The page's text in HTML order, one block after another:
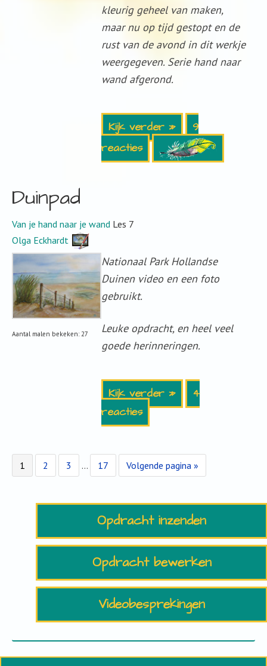
kleurig geheel van maken,
maar nu op tijd gestopt en de
rust van de avond in dit werkje
weergegeven. Serie hand naar
wand afgerond.
Kijk verder »
9
reacties
Duinpad
Van je hand naar je wand Les 7
Olga Eckhardt
Aantal malen bekeken: 27
Nationaal Park Hollandse
Duinen video en een foto
gebruikt.
Leuke opdracht, en heel veel
goede herinneringen.
Kijk verder »
4
reacties
Pagina
1 Pagina
2 Pagina
3
Interim
pagina's
weggelaten
… Pagina
17
Ga
naar
Volgende pagina »
Opdracht inzenden
Opdracht bewerken
Videobesprekingen